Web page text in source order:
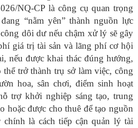
NQ-CP là công cụ quan trọng
“nằm yên” thành nguồn lực
dôi dư nếu chậm xử lý sẽ gây
giá trị tài sản và lãng phí cơ hội
nếu được khai thác đúng hướng,
trở thành trụ sở làm việc, công
hoa, sân chơi, điểm sinh hoạt
trợ khởi nghiệp sáng tạo, trung
hoặc được cho thuê để tạo nguồn
chính là cách tiếp cận quản lý tài